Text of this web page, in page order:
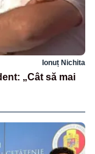
Ionuț Nichita
„Cât să mai